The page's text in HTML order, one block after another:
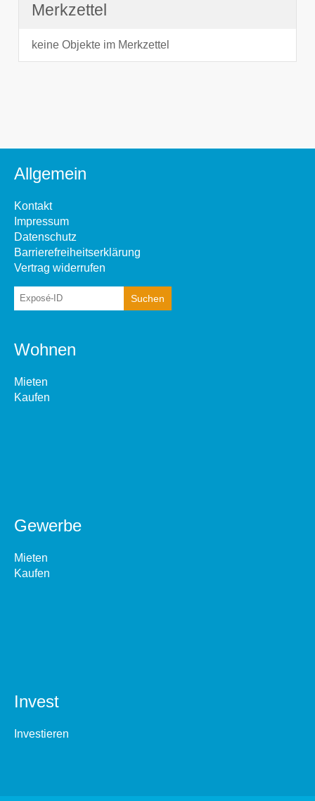
Merkzettel
keine Objekte im Merkzettel
Allgemein
Kontakt
Impressum
Datenschutz
Barrierefreiheitserklärung
Vertrag widerrufen
Wohnen
Mieten
Kaufen
Gewerbe
Mieten
Kaufen
Invest
Investieren